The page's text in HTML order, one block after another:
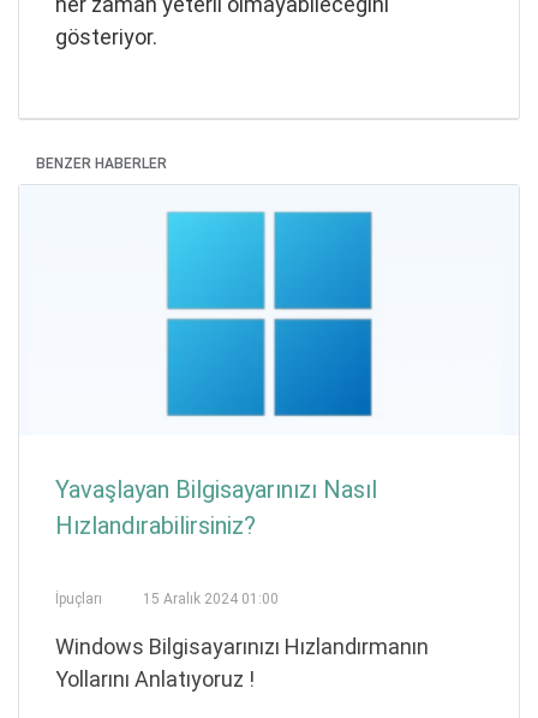
gösteriyor.
BENZER HABERLER
Yavaşlayan Bilgisayarınızı Nasıl
Hızlandırabilirsiniz?
İpuçları 15 Aralık 2024 01:00
Windows Bilgisayarınızı Hızlandırmanın
Yollarını Anlatıyoruz !